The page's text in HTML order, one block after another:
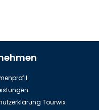
Dinopark in Kemer
Tourwix